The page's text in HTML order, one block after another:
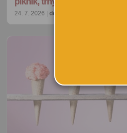
24. 7. 2026 | doporučujeme